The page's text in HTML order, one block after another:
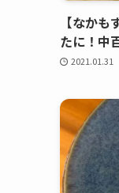
【なか
たに！中
2021.01.31